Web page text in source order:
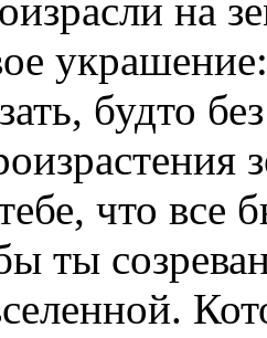
на
будто
что все
ты